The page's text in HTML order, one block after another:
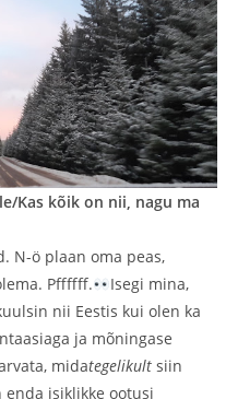
Kas kõik on nii, nagu ma
N-ö plaan oma peas,
Pffffff.
Isegi mina,
nii Eestis kui olen ka
ja mõningase
midategelikultsiin
isiklikke ootusi